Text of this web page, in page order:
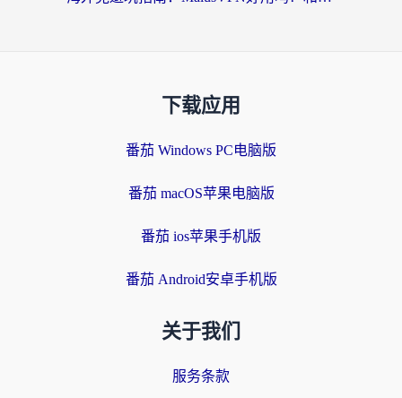
下载应用
番茄 Windows PC电脑版
番茄 macOS苹果电脑版
番茄 ios苹果手机版
番茄 Android安卓手机版
关于我们
服务条款